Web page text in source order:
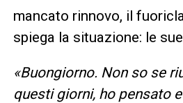
mancato rinnovo, il
spiega la situazione: le
«Buongiorno. Non so se
questi giorni, ho pensato